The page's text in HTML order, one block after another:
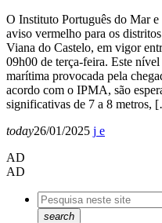
O Instituto Português do Mar
aviso vermelho para os
Viana do Castelo, em vigor
09h00 de terça-feira. Este
marítima provocada pela
acordo com o IPMA, são
significativas de 7 a 8 metros,
today26/01/2025
AD
AD
search